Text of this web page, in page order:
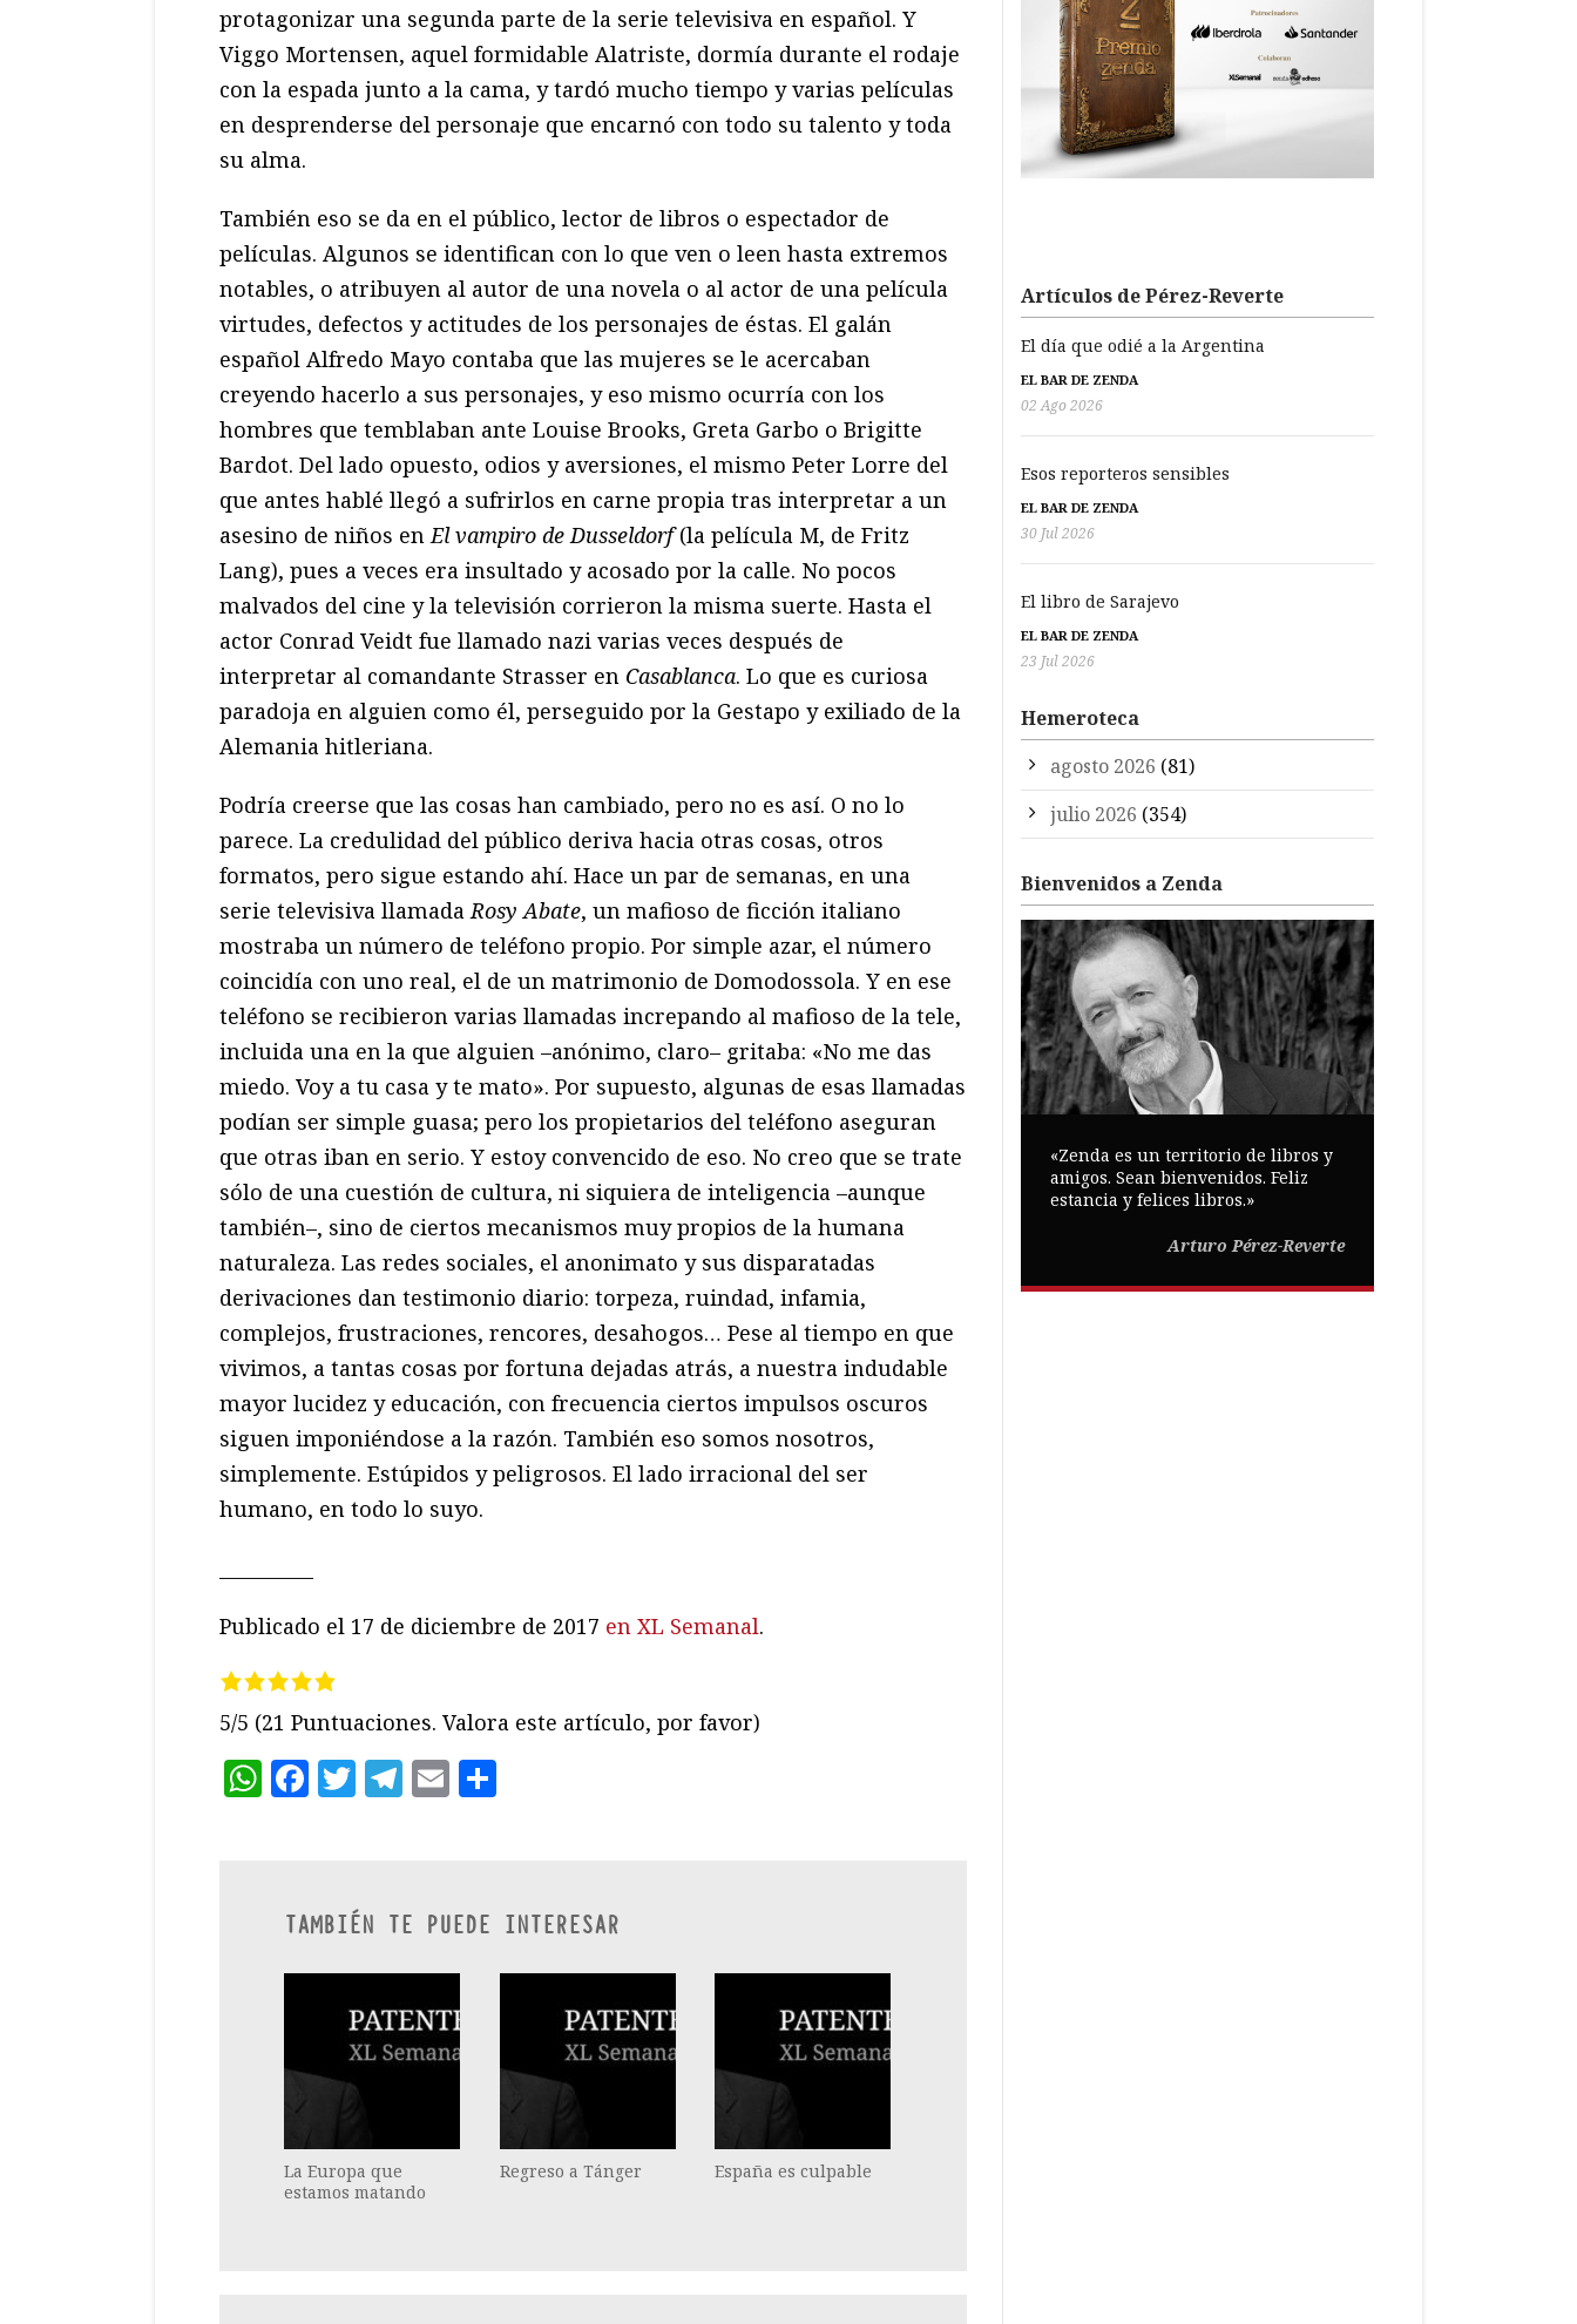
protagonizar una segunda parte de la serie televisiva en español. Y
Viggo Mortensen, aquel formidable Alatriste, dormía durante el rodaje
con la espada junto a la cama, y tardó mucho tiempo y varias películas
en desprenderse del personaje que encarnó con todo su talento y toda
su alma.
También eso se da en el público, lector de libros o espectador de
películas. Algunos se identifican con lo que ven o leen hasta extremos
notables, o atribuyen al autor de una novela o al actor de una película
virtudes, defectos y actitudes de los personajes de éstas. El galán
español Alfredo Mayo contaba que las mujeres se le acercaban
creyendo hacerlo a sus personajes, y eso mismo ocurría con los
hombres que temblaban ante Louise Brooks, Greta Garbo o Brigitte
Bardot. Del lado opuesto, odios y aversiones, el mismo Peter Lorre del
que antes hablé llegó a sufrirlos en carne propia tras interpretar a un
asesino de niños enEl vampiro de Dusseldorf(la película M, de Fritz
Lang), pues a veces era insultado y acosado por la calle. No pocos
malvados del cine y la televisión corrieron la misma suerte. Hasta el
actor Conrad Veidt fue llamado nazi varias veces después de
interpretar al comandante Strasser en Casablanca. Lo que es curiosa
paradoja en alguien como él, perseguido por la Gestapo y exiliado de la
Alemania hitleriana.
Podría creerse que las cosas han cambiado, pero no es así. O no lo
parece. La credulidad del público deriva hacia otras cosas, otros
formatos, pero sigue estando ahí. Hace un par de semanas, en una
serie televisiva llamadaRosy Abate, un mafioso de ficción italiano
mostraba un número de teléfono propio. Por simple azar, el número
coincidía con uno real, el de un matrimonio de Domodossola. Y en ese
teléfono se recibieron varias llamadas increpando al mafioso de la tele,
incluida una en la que alguien –anónimo, claro– gritaba: «No me das
miedo. Voy a tu casa y te mato». Por supuesto, algunas de esas llamadas
podían ser simple guasa; pero los propietarios del teléfono aseguran
que otras iban en serio. Y estoy convencido de eso. No creo que se trate
sólo de una cuestión de cultura, ni siquiera de inteligencia –aunque
también–, sino de ciertos mecanismos muy propios de la humana
naturaleza. Las redes sociales, el anonimato y sus disparatadas
derivaciones dan testimonio diario: torpeza, ruindad, infamia,
complejos, frustraciones, rencores, desahogos… Pese al tiempo en que
vivimos, a tantas cosas por fortuna dejadas atrás, a nuestra indudable
mayor lucidez y educación, con frecuencia ciertos impulsos oscuros
siguen imponiéndose a la razón. También eso somos nosotros,
simplemente. Estúpidos y peligrosos. El lado irracional del ser
humano, en todo lo suyo.
Publicado el 17 de diciembre de 2017 en XL Semanal.
5/5 (21 Puntuaciones. Valora este artículo, por favor)
WhatsApp
Facebook
Twitter
Telegram
Email
TAMBIÉN TE PUEDE INTERESAR
La Europa que
estamos matando
Regreso a Tánger España es culpable
Artículos de Pérez-Reverte
El día que odié a la Argentina
EL BAR DE ZENDA
02 Ago 2026
Esos reporteros sensibles
EL BAR DE ZENDA
30 Jul 2026
El libro de Sarajevo
EL BAR DE ZENDA
23 Jul 2026
Hemeroteca
agosto 2026 (81)
julio 2026 (354)
Bienvenidos a Zenda
«Zenda es un territorio de libros y
amigos. Sean bienvenidos. Feliz
estancia y felices libros.»
Arturo Pérez-Reverte